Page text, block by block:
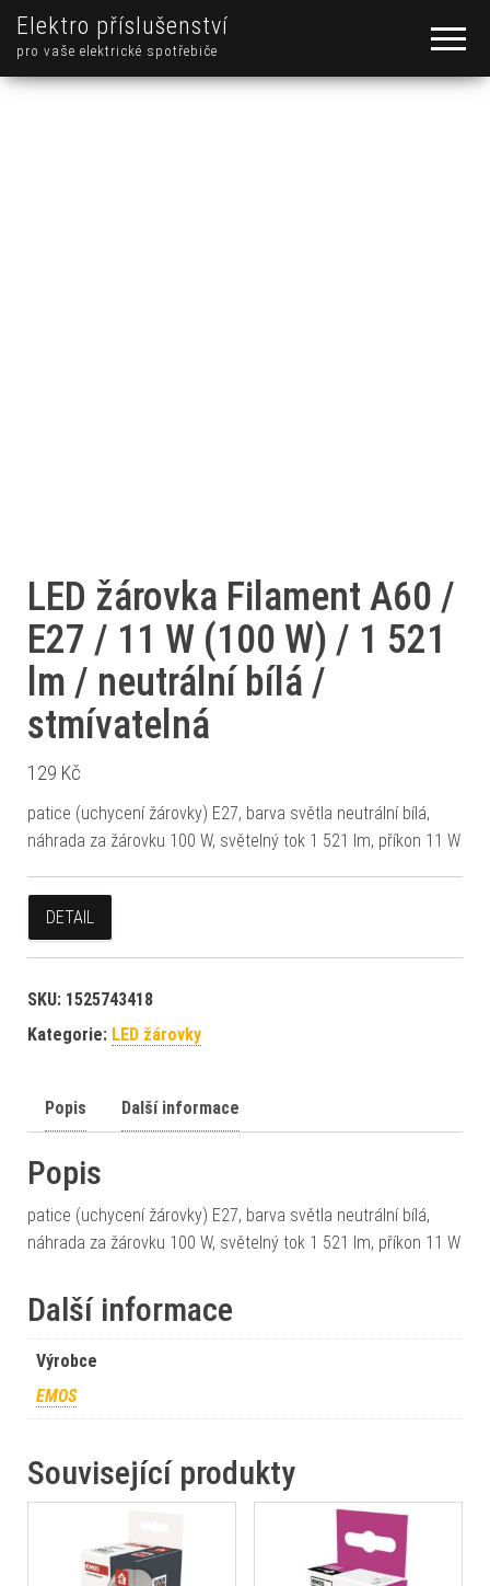
Elektro příslušenství
pro vaše elektrické spotřebiče
LED žárovka Filament A60 /
E27 / 11 W (100 W) / 1 521
lm / neutrální bílá /
stmívatelná
129 Kč
patice (uchycení žárovky) E27, barva světla neutrální bílá,
náhrada za žárovku 100 W, světelný tok 1 521 lm, příkon 11 W
DETAIL
SKU: 1525743418
Kategorie: LED žárovky
Popis Další informace
Popis
patice (uchycení žárovky) E27, barva světla neutrální bílá,
náhrada za žárovku 100 W, světelný tok 1 521 lm, příkon 11 W
Další informace
Výrobce
EMOS
Související produkty